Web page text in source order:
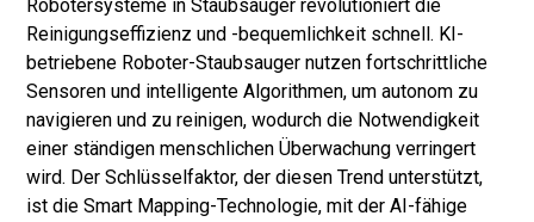
Robotersysteme in Staubsauger revolutioniert die
Reinigungseffizienz und -bequemlichkeit schnell. KI-
betriebene Roboter-Staubsauger nutzen fortschrittliche
Sensoren und intelligente Algorithmen, um autonom zu
navigieren und zu reinigen, wodurch die Notwendigkeit
einer ständigen menschlichen Überwachung verringert
wird. Der Schlüsselfaktor, der diesen Trend unterstützt,
ist die Smart Mapping-Technologie, mit der AI-fähige